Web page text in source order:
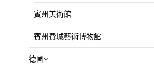
賓州美術館
賓州費城藝術博物館
德國